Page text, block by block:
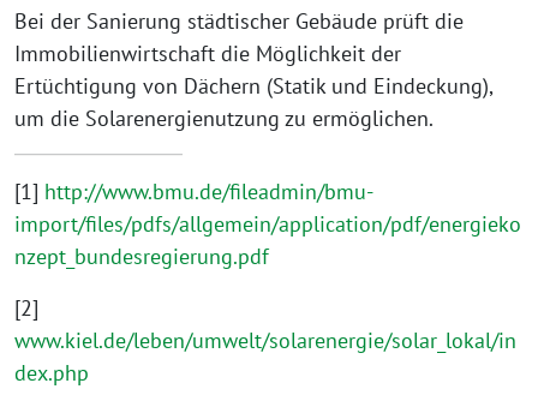
Bei der Sanierung städtischer Gebäude prüft die
Immobilienwirtschaft die Möglichkeit der
Ertüchtigung von Dächern (Statik und Eindeckung),
um die Solarenergienutzung zu ermöglichen.
[1] http://www.bmu.de/fileadmin/bmu-
import/files/pdfs/allgemein/application/pdf/energieko
nzept_bundesregierung.pdf
[2]
www.kiel.de/leben/umwelt/solarenergie/solar_lokal/in
dex.php